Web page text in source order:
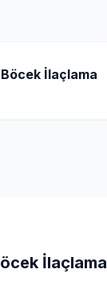
İlaçlama
İlaçlama